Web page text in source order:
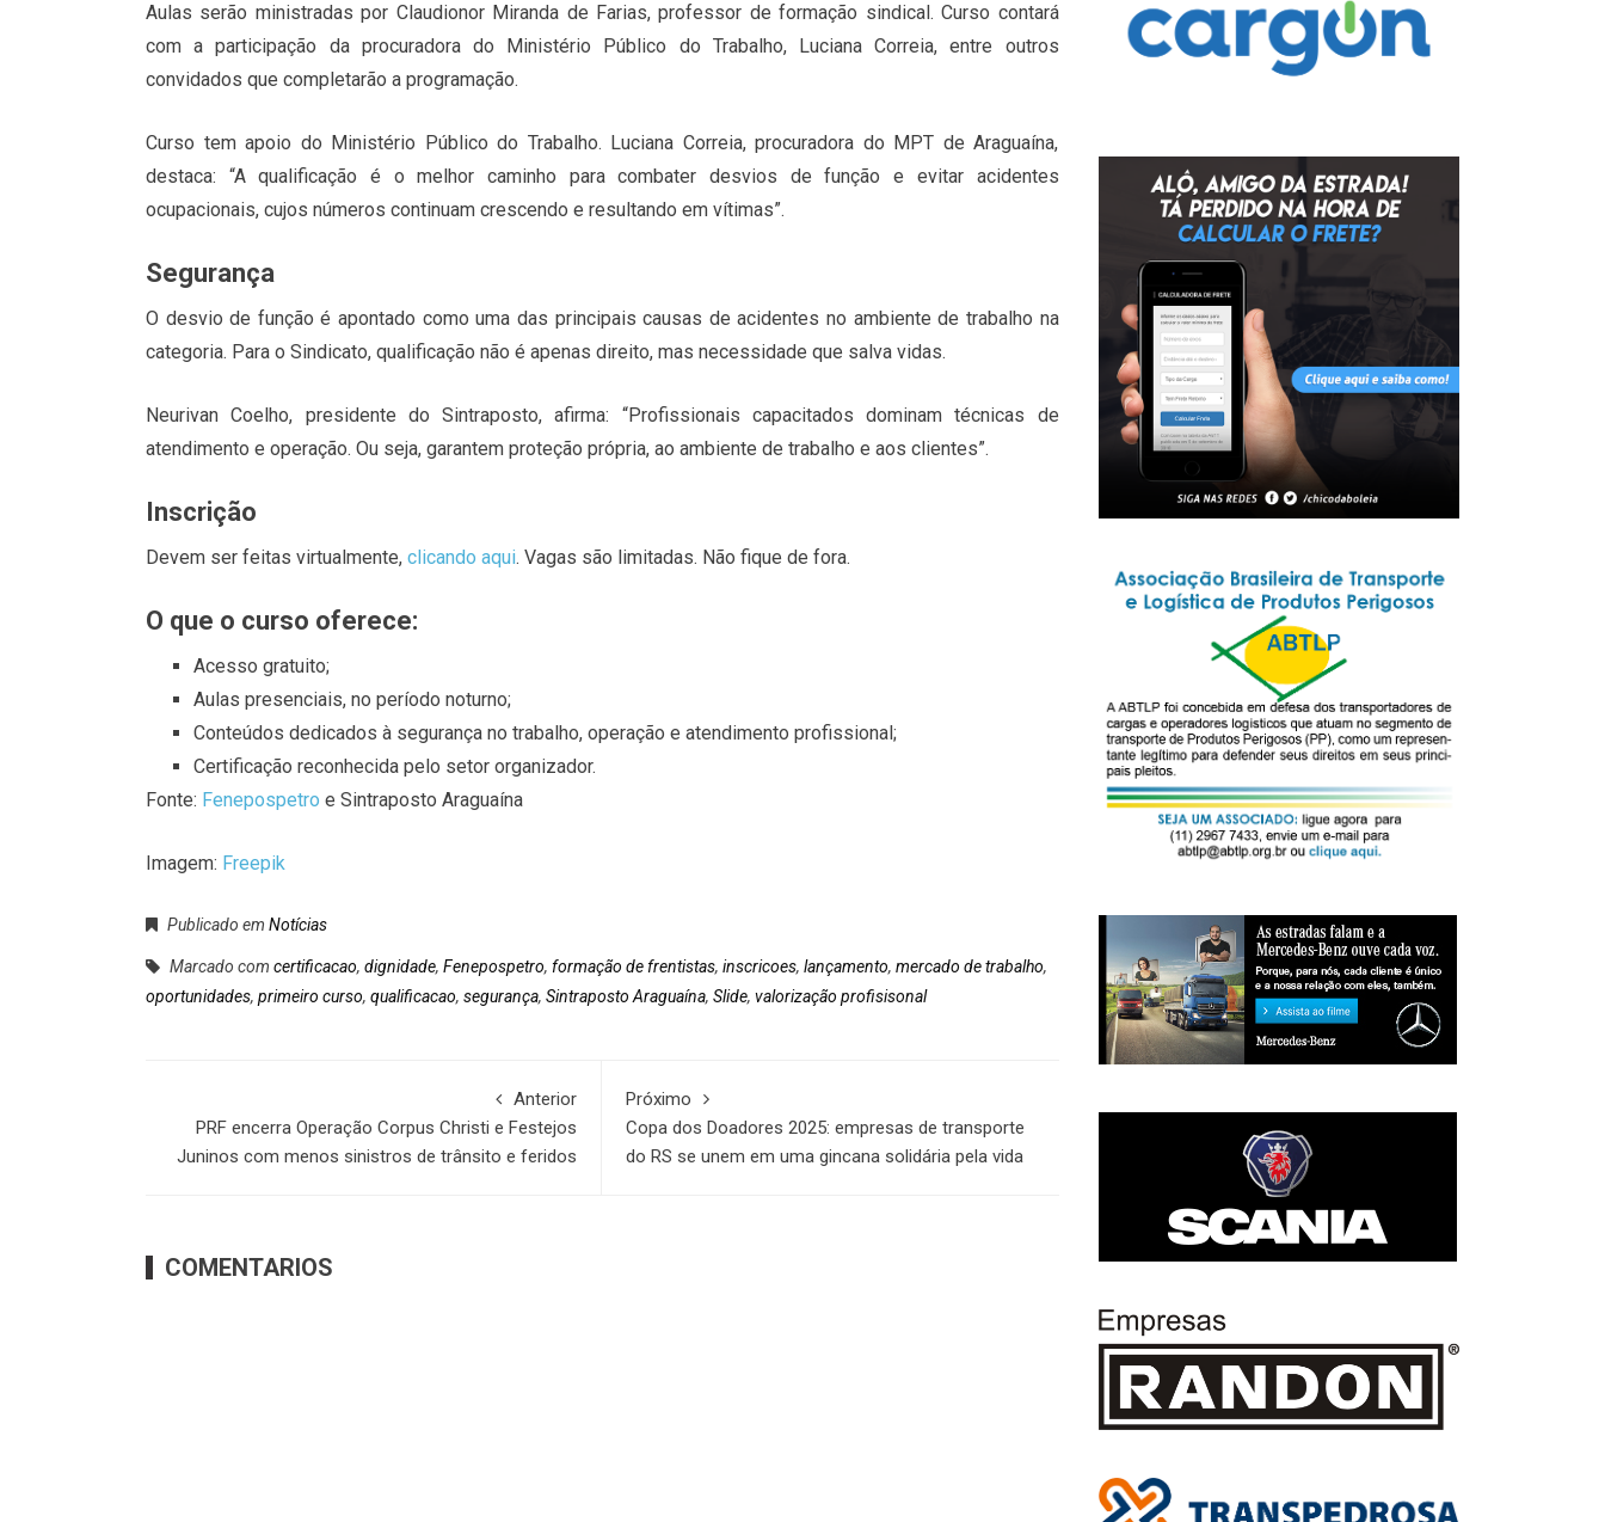
Aulas serão ministradas por Claudionor Miranda de Farias, professor de formação sindical. Curso contará
com a participação da procuradora do Ministério Público do Trabalho, Luciana Correia, entre outros
convidados que completarão a programação.
Curso tem apoio do Ministério Público do Trabalho. Luciana Correia, procuradora do MPT de Araguaína,
destaca: “A qualificação é o melhor caminho para combater desvios de função e evitar acidentes
ocupacionais, cujos números continuam crescendo e resultando em vítimas”.
Segurança
O desvio de função é apontado como uma das principais causas de acidentes no ambiente de trabalho na
categoria. Para o Sindicato, qualificação não é apenas direito, mas necessidade que salva vidas.
Neurivan Coelho, presidente do Sintraposto, afirma: “Profissionais capacitados dominam técnicas de
atendimento e operação. Ou seja, garantem proteção própria, ao ambiente de trabalho e aos clientes”.
Inscrição
Devem ser feitas virtualmente, clicando aqui. Vagas são limitadas. Não fique de fora.
O que o curso oferece:
Acesso gratuito;
Aulas presenciais, no período noturno;
Conteúdos dedicados à segurança no trabalho, operação e atendimento profissional;
Certificação reconhecida pelo setor organizador.
Fonte: Fenepospetro e Sintraposto Araguaína
Imagem: Freepik
Publicado em Notícias
Marcado com certificacao, dignidade, Fenepospetro, formação de frentistas, inscricoes, lançamento, mercado de trabalho,
oportunidades, primeiro curso, qualificacao, segurança, Sintraposto Araguaína, Slide, valorização profisisonal
Anterior
PRF encerra Operação Corpus Christi e Festejos
Juninos com menos sinistros de trânsito e feridos
Próximo
Copa dos Doadores 2025: empresas de transporte
do RS se unem em uma gincana solidária pela vida
COMENTARIOS